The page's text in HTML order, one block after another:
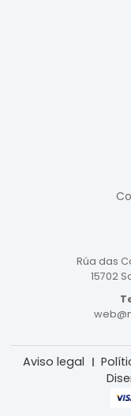
Rúa das
15702
Aviso legal